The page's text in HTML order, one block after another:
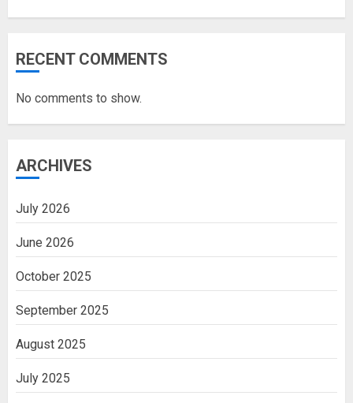
RECENT COMMENTS
No comments to show.
ARCHIVES
July 2026
June 2026
October 2025
September 2025
August 2025
July 2025